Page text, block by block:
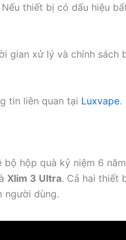
Nếu thiết bị có dấu hiệu
gian xử lý và chính sách
tin liên quan tại Luxvape.
hộp quà kỷ niệm 6
Xlim 3 Ultra. Cả hai thiết
người dùng.